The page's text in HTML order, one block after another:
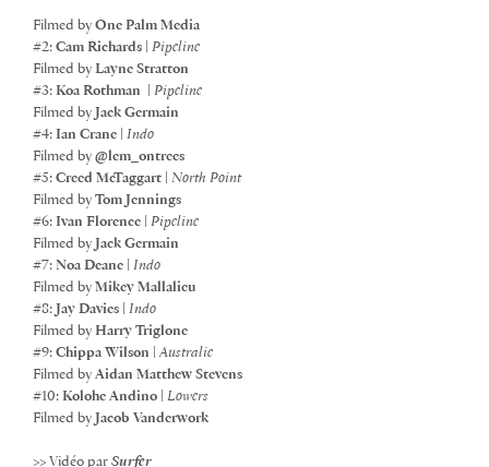
Filmed by One Palm Media
#2: Cam Richards
Pipeline
Filmed by Layne Stratton
#3: Koa Rothman
Pipeline
Filmed by
Jack Germain
#4: Ian Crane
Indo
Filmed by @lem_ontrees
#5: Creed McTaggart
North Point
Filmed by Tom Jennings
#6: Ivan Florence
Pipeline
Filmed by
Jack Germain
#7: Noa Deane
Indo
Filmed by Mikey Mallalieu
#8:
Jay Davies
Indo
Filmed by Harry Triglone
#9: Chippa Wilson |Australie
Filmed by Aidan Matthew Stevens
#10: Kolohe Andino
Lowers
Filmed by
Jacob Vanderwork
>> Vidéo par Surfer